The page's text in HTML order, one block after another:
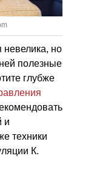
невелика, но
полезные
глубже
и
техники
К.